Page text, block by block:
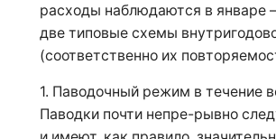
расходы наблюдаются в январе
две типовые схемы
(соответственно их
1. Паводочный режим в течение
Паводки почти непре-рывно